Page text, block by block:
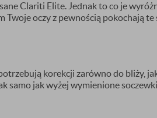
Clariti Elite. Jednak to co je
oczy z pewnością pokochają te
korekcji zarówno do bliży,
samo jak wyżej wymienione